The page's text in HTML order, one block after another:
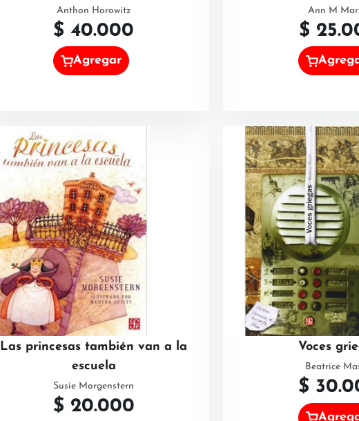
Anthon Horowitz
$ 40.000
Agregar
Ann M
$
Las princesas también van a la
escuela
Susie Morgenstern
$ 20.000
Voces
Beatrice
$